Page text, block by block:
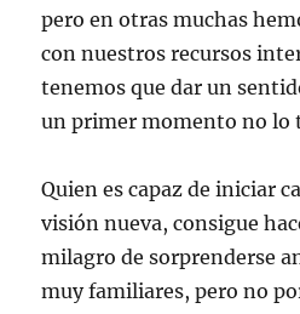
pero en otras muchas
con nuestros recursos
tenemos que dar un
un primer momento no lo
Quien es capaz de iniciar
visión nueva, consigue
milagro de sorprenderse
muy familiares, pero no